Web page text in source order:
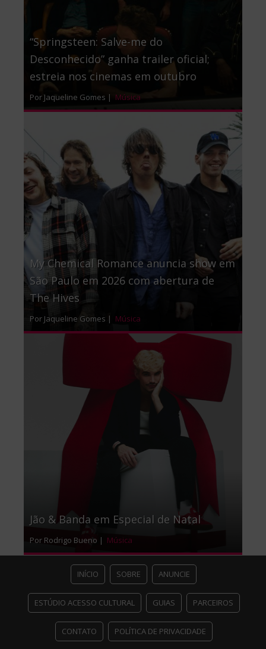
“Springsteen: Salve-me do
Desconhecido” ganha trailer oficial;
estreia nos cinemas em outubro
Por Jaqueline Gomes | Música
My Chemical Romance anuncia show em
São Paulo em 2026 com abertura de
The Hives
Por Jaqueline Gomes | Música
Jão & Banda em Especial de Natal
Por Rodrigo Bueno | Música
INÍCIO SOBRE ANUNCIE
ESTÚDIO ACESSO CULTURAL GUIAS PARCEIROS
CONTATO POLÍTICA DE PRIVACIDADE